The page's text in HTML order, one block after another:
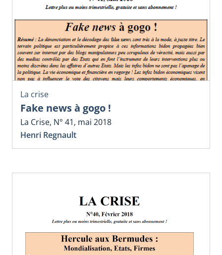
La crise
Fake news à gogo !
La Crise, N° 41, mai 2018
Henri Regnault